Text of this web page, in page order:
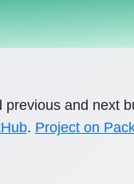
and next
. Project on